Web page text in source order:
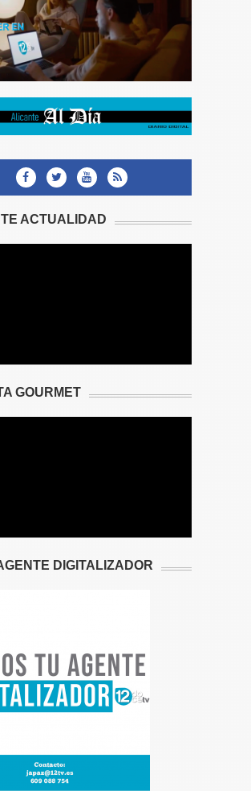
ACTUALIDAD
GOURMET
DIGITALIZADOR